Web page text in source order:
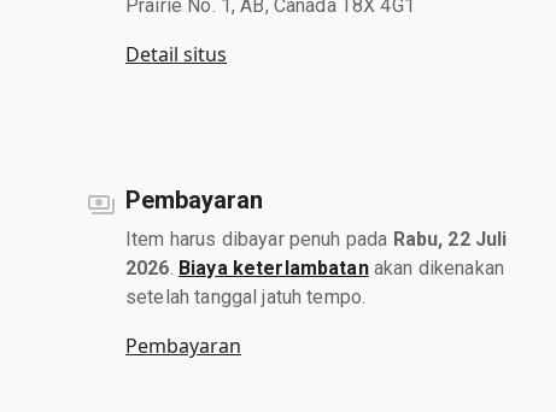
Prairie No. 1, AB, Canada T8X 4G1
Detail situs
Pembayaran
Item harus dibayar penuh pada Rabu, 22 Juli
2026 Biaya keterlambatanakan dikenakan
setelah tanggal jatuh tempo.
Pembayaran